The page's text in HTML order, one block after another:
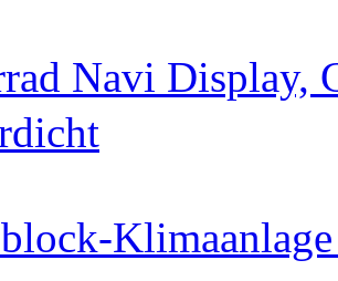
Navi Display,